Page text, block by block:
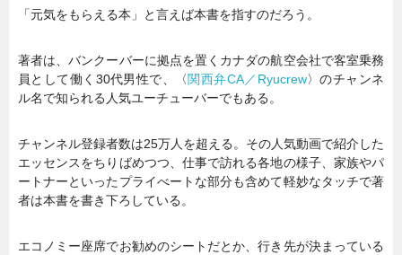
「元気をもらえる本」と言えば本書を指すのだろう。
著者は、バンクーバーに拠点を置くカナダの航空会社で客室乗務
員として働く30代男性で、〈関西弁CA／Ryucrew〉のチャンネ
ル名で知られる人気ユーチューバーでもある。
チャンネル登録者数は25万人を超える。その人気動画で紹介した
エッセンスをちりばめつつ、仕事で訪れる各地の様子、家族やパ
ートナーといったプライべートな部分も含めて軽妙なタッチで著
者は本書を書き下ろしている。
エコノミー座席でお勧めのシートだとか、行き先が決まっている